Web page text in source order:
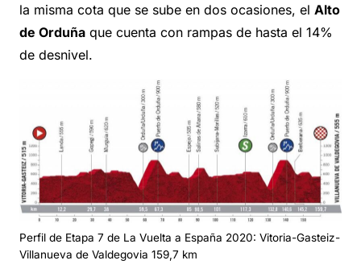
la misma cota que se sube en dos ocasiones, el Alto
de Orduña que cuenta con rampas de hasta el 14%
de desnivel.
Perfil de Etapa 7 de La Vuelta a España 2020: Vitoria-Gasteiz-
Villanueva de Valdegovia 159,7 km